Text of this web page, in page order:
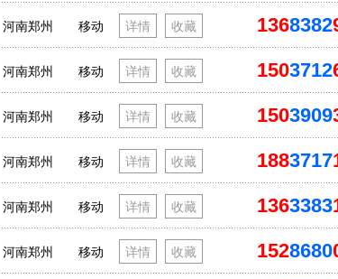
河南郑州 移动 详情 收藏 1368382
河南郑州 移动 详情 收藏 1503712
河南郑州 移动 详情 收藏 1503909
河南郑州 移动 详情 收藏 1883717
河南郑州 移动 详情 收藏 1363383
河南郑州 移动 详情 收藏 1528680